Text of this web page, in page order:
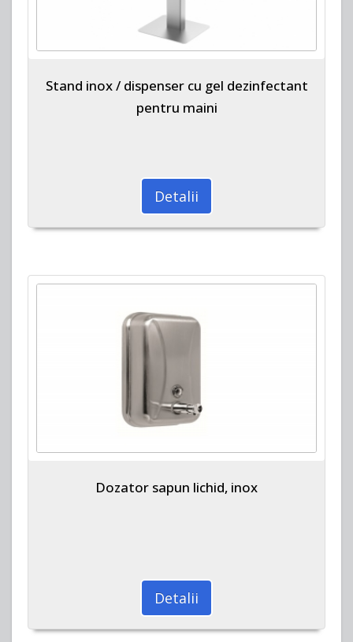
Stand inox / dispenser cu gel dezinfectant
pentru maini
Detalii
Dozator sapun lichid, inox
Detalii